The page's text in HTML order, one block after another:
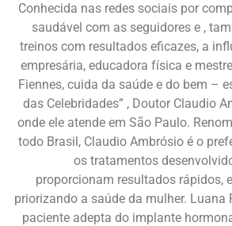
Conhecida nas redes sociais por
saudável com as seguidores e ,
treinos com resultados eficazes, a
empresária, educadora física e
Fiennes, cuida da saúde e do bem –
das Celebridades” , Doutor Claudio
onde ele atende em São Paulo.
todo Brasil, Claudio Ambrósio é o
os tratamentos
proporcionam resultados rápidos,
priorizando a saúde da mulher. Luana
paciente adepta do implante